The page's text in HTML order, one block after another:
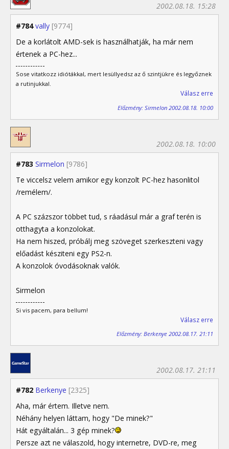
#784 vally [9774]
2002.08.18. 15:28
De a korlátolt AMD-sek is használhatják, ha már nem
értenek a PC-hez...
Sose vitatkozz idiótákkal, mert lesüllyedsz az ő szintjükre és legyőznek
a rutinjukkal.
Válasz erre
Előzmény: Sirmelon 2002.08.18. 10:00
#783 Sirmelon [9786]
2002.08.18. 10:00
Te viccelsz velem amikor egy konzolt PC-hez hasonlitol
/remélem/.
A PC százszor többet tud, s ráadásul már a graf terén is
otthagyta a konzolokat.
Ha nem hiszed, próbálj meg szöveget szerkeszteni vagy
előadást késziteni egy PS2-n.
A konzolok óvodásoknak valók.
Sirmelon
Si vis pacem, para bellum!
Válasz erre
Előzmény: Berkenye 2002.08.17. 21:11
#782 Berkenye [2325]
2002.08.17. 21:11
Aha, már értem. Illetve nem.
Néhány helyen láttam, hogy "De minek?"
Hát egyáltalán... 3 gép minek?
Persze azt ne válaszold, hogy internetre, DVD-re, meg